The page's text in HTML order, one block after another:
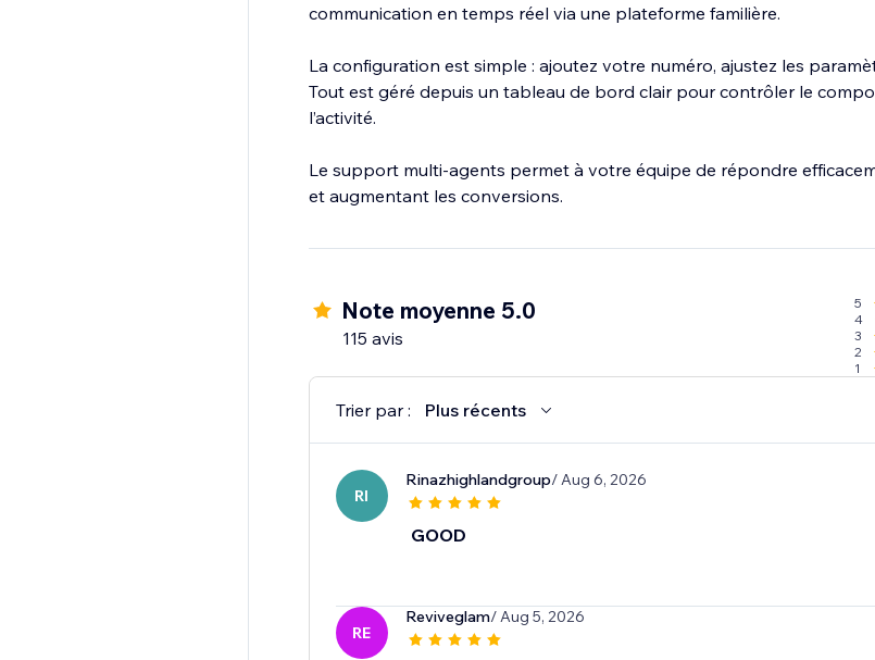
communication en temps réel via une plateforme familière.
La configuration est simple : ajoutez votre numéro, ajustez les
Tout est géré depuis un tableau de bord clair pour contrôler le
l’activité.
Le support multi-agents permet à votre équipe de répondre
et augmentant les conversions.
Note moyenne 5.0
115 avis
5
4
3
2
1
Trier par : Plus récents
RI
Rinazhighlandgroup/ Aug 6, 2026
GOOD
RE
Reviveglam/ Aug 5, 2026